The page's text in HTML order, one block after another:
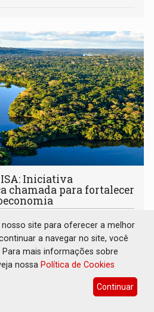
Iniciativa
chamada para fortalecer
Agosto de 2026 às 18:00
marca o início do Programa
apoiará projetos
pesquisa e inovação. A
poderá ser feita até 1º de
site para oferecer a melhor
a navegar no site, você
mais informações sobre
nossa Política de Cookies
Continuar